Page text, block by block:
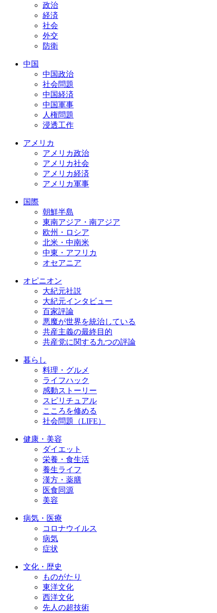
政治
経済
社会
外交
防衛
中国
中国政治
社会問題
中国経済
中国軍事
人権問題
浸透工作
アメリカ
アメリカ政治
アメリカ社会
アメリカ経済
アメリカ軍事
国際
朝鮮半島
東南アジア・南アジア
欧州・ロシア
北米・中南米
中東・アフリカ
オセアニア
オピニオン
大紀元社説
大紀元インタビュー
百家評論
悪魔が世界を統治している
共産主義の最終目的
共産党に関する九つの評論
暮らし
料理・グルメ
ライフハック
感動ストーリー
スピリチュアル
こころを修める
社会問題（LIFE）
健康・美容
ダイエット
栄養・食生活
養生ライフ
漢方・薬膳
医食同源
美容
病気・医療
コロナウイルス
病気
症状
文化・歴史
ものがたり
東洋文化
西洋文化
先人の超技術